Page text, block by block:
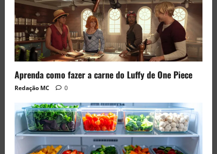
Aprenda como fazer a carne do Luffy de One Piece
Redação MC 0